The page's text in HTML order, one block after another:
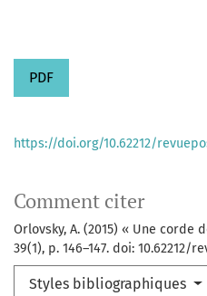
PDF
Comment citer
Orlovsky, A. (2015) « Une corde
39(1), p. 146–147. doi: 10.62212/
Styles bibliographiques
https://doi.org/10.62212/